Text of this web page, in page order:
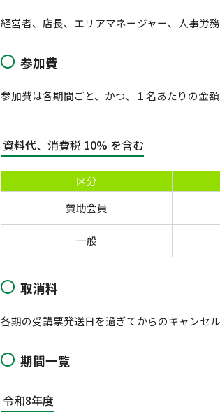
経営者、店長、エリアマネージャー、人事労
参加費
参加費は各期間ごと、かつ、１名あたりの金額
資料代、消費税 10% を含む
区分
賛助会員
一般
取消料
各期の受講票発送日を過ぎてからのキャンセ
期間一覧
令和8年度